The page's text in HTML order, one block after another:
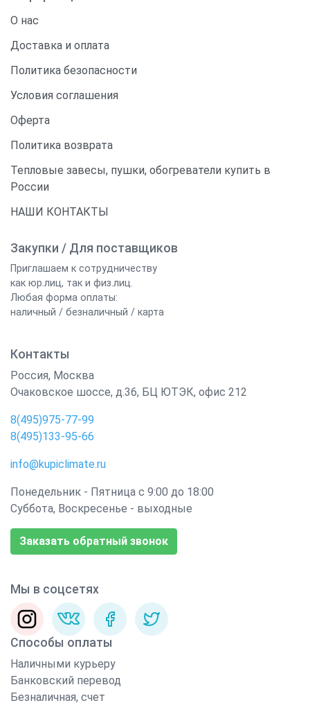
О нас
Доставка и оплата
Политика безопасности
Условия соглашения
Оферта
Политика возврата
Тепловые завесы, пушки, обогреватели купить в
России
НАШИ КОНТАКТЫ
Закупки / Для поставщиков
Приглашаем к сотрудничеству
как юр.лиц, так и физ.лиц.
Любая форма оплаты:
наличный / безналичный / карта
Контакты
Россия, Москва
Очаковское шоссе, д.36, БЦ ЮТЭК, офис 212
8(495)975-77-99
8(495)133-95-66
info@kupiclimate.ru
Понедельник - Пятница с 9:00 до 18:00
Суббота, Воскресенье - выходные
Заказать обратный звонок
Мы в соцсетях
Способы оплаты
Наличными курьеру
Банковский перевод
Безналичная, счет